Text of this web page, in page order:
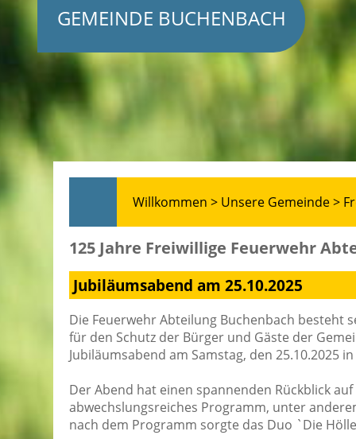
GEMEINDE BUCHENBACH
Willkommen > Unsere Gemeinde >
125 Jahre Freiwillige Feuerwehr
Jubiläumsabend am 25.10.2025
Die Feuerwehr Abteilung Buchenbach besteht
für den Schutz der Bürger und Gäste der
Jubiläumsabend am Samstag, den 25.10.2025
Der Abend hat einen spannenden Rückblick
abwechslungsreiches Programm, unter
nach dem Programm sorgte das Duo `Die